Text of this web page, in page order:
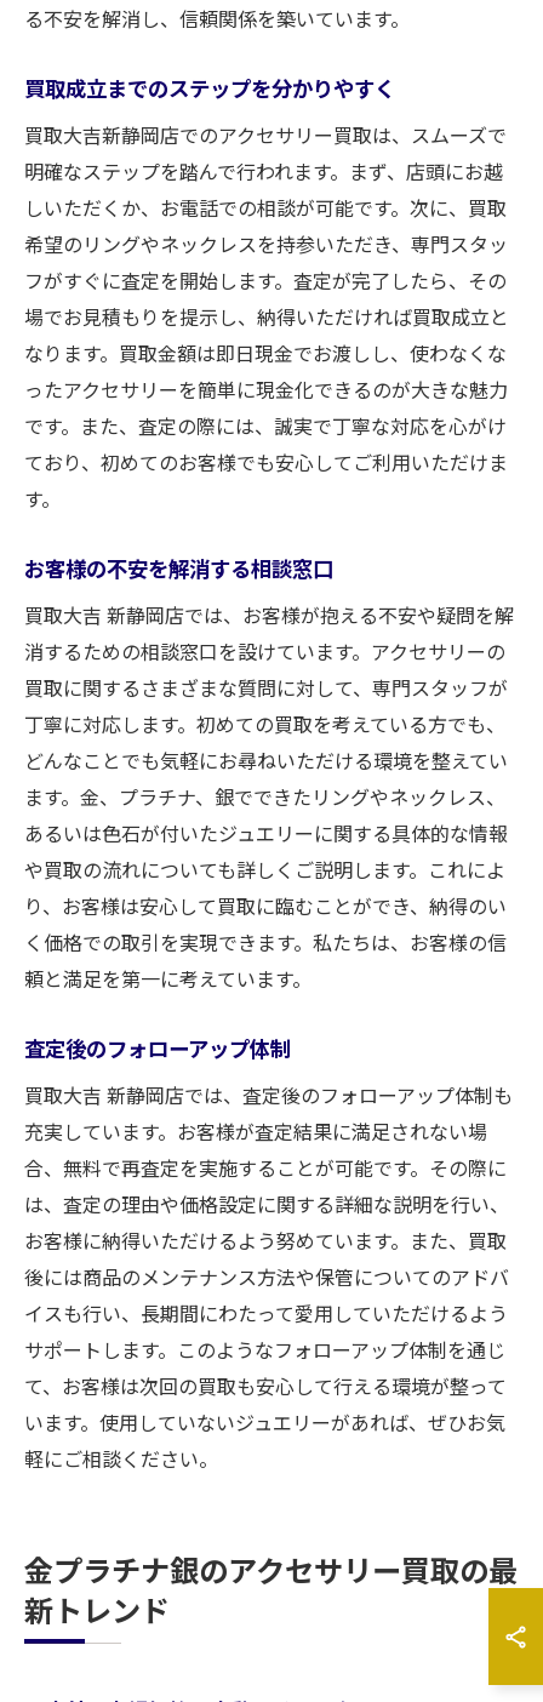
る不安を解消し、信頼関係を築いています。
買取成立までのステップを分かりやすく
買取大吉新静岡店でのアクセサリー買取は、スムーズで
明確なステップを踏んで行われます。まず、店頭にお越
しいただくか、お電話での相談が可能です。次に、買取
希望のリングやネックレスを持参いただき、専門スタッ
フがすぐに査定を開始します。査定が完了したら、その
場でお見積もりを提示し、納得いただければ買取成立と
なります。買取金額は即日現金でお渡しし、使わなくな
ったアクセサリーを簡単に現金化できるのが大きな魅力
です。また、査定の際には、誠実で丁寧な対応を心がけ
ており、初めてのお客様でも安心してご利用いただけま
す。
お客様の不安を解消する相談窓口
買取大吉 新静岡店では、お客様が抱える不安や疑問を解
消するための相談窓口を設けています。アクセサリーの
買取に関するさまざまな質問に対して、専門スタッフが
丁寧に対応します。初めての買取を考えている方でも、
どんなことでも気軽にお尋ねいただける環境を整えてい
ます。金、プラチナ、銀でできたリングやネックレス、
あるいは色石が付いたジュエリーに関する具体的な情報
や買取の流れについても詳しくご説明します。これによ
り、お客様は安心して買取に臨むことができ、納得のい
く価格での取引を実現できます。私たちは、お客様の信
頼と満足を第一に考えています。
査定後のフォローアップ体制
買取大吉 新静岡店では、査定後のフォローアップ体制も
充実しています。お客様が査定結果に満足されない場
合、無料で再査定を実施することが可能です。その際に
は、査定の理由や価格設定に関する詳細な説明を行い、
お客様に納得いただけるよう努めています。また、買取
後には商品のメンテナンス方法や保管についてのアドバ
イスも行い、長期間にわたって愛用していただけるよう
サポートします。このようなフォローアップ体制を通じ
て、お客様は次回の買取も安心して行える環境が整って
います。使用していないジュエリーがあれば、ぜひお気
軽にご相談ください。
金プラチナ銀のアクセサリー買取の最
新トレンド